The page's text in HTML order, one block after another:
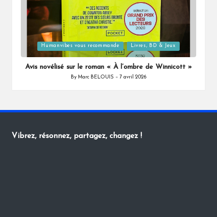
Posted
in
Humanvibes vous recommande Livres, BD & Jeux
Avis novélisé sur le roman « À l’ombre de Winnicott »
Posted
By Marc BELOUIS 7 avril 2026
Vibrez, résonnez, partagez, changez !